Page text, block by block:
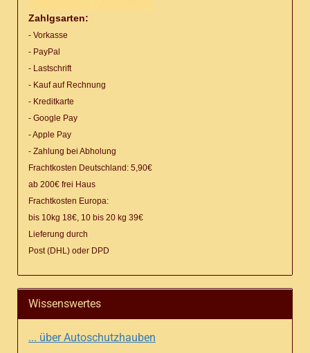
Zahlgsarten:
- Vorkasse
- PayPal
- Lastschrift
- Kauf auf Rechnung
- Kreditkarte
- Google Pay
- Apple Pay
- Zahlung bei Abholung
Frachtkosten Deutschland: 5,90€
ab 200€ frei Haus
Frachtkosten Europa:
bis 10kg 18€, 10 bis 20 kg 39€
Lieferung durch
Post (DHL) oder DPD
Wissenswertes
... über Autoschutzhauben